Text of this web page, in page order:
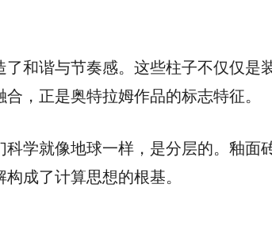
和谐与节奏感。这些柱子不仅仅是
，正是奥特拉姆作品的标志特征。
学就像地球一样，是分层的。釉面
成了计算思想的根基。